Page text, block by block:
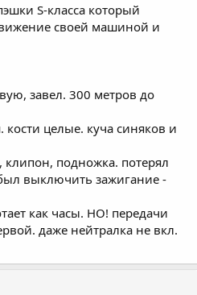
S-класса который
своей машиной и
завел. 300 метров до
кости целые. куча синяков и
клипон, подножка. потерял
выключить зажигание -
как часы. НО! передачи
даже нейтралка не вкл.